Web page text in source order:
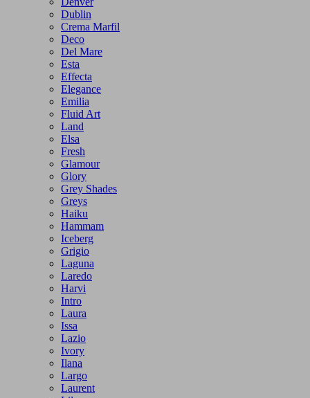
Dublin
Crema Marfil
Deco
Del Mare
Esta
Effecta
Elegance
Emilia
Fluid Art
Land
Elsa
Fresh
Glamour
Glory
Grey Shades
Greys
Haiku
Hammam
Iceberg
Grigio
Laguna
Laredo
Harvi
Intro
Laura
Issa
Lazio
Ivory
Ilana
Largo
Laurent